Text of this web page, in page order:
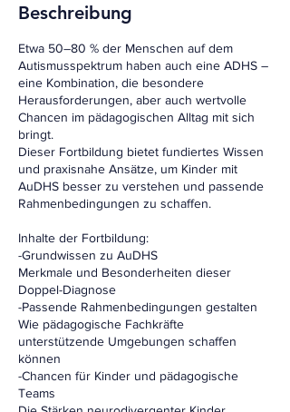
.
Beschreibung
Etwa 50–80 % der Menschen auf dem
Autismusspektrum haben auch eine ADHS –
eine Kombination, die besondere
Herausforderungen, aber auch wertvolle
Chancen im pädagogischen Alltag mit sich
bringt.
Dieser Fortbildung bietet fundiertes Wissen
und praxisnahe Ansätze, um Kinder mit
AuDHS besser zu verstehen und passende
Rahmenbedingungen zu schaffen.
Inhalte der Fortbildung:
-Grundwissen zu AuDHS
Merkmale und Besonderheiten dieser
Doppel-Diagnose
-Passende Rahmenbedingungen gestalten
Wie pädagogische Fachkräfte
unterstützende Umgebungen schaffen
können
-Chancen für Kinder und pädagogische
Teams